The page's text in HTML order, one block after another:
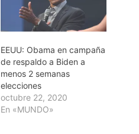
EEUU: Obama en campaña
de respaldo a Biden a
menos 2 semanas
elecciones
octubre 22, 2020
En «MUNDO»